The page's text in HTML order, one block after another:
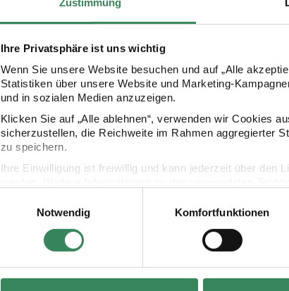
Ihre Privatsphäre ist uns wichtig
Wenn Sie unsere Website besuchen und auf „Alle
Statistiken über unsere Website und Marketing-
und in sozialen Medien anzuzeigen.
Klicken Sie auf „Alle ablehnen“, verwenden wir Cookies
sicherzustellen, die Reichweite im Rahmen aggregierter
zu speichern.
Ihre Einwilligung ist freiwillig und kann jederzeit über den
Impressum
Datenschutz Vertrag widerrufen
Notwendig
Komfortfunktionen